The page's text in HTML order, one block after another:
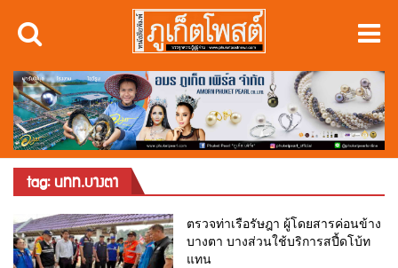
tag: นทท.บางตา
ตรวจท่าเรือรัษฎา ผู้โดยสารค่อนข้าง
บางตา บางส่วนใช้บริการสปี้ดโบ้ท
แทน